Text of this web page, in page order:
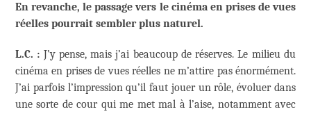
En revanche, le passage vers le cinéma en prises de vues
réelles pourrait sembler plus naturel.
L.C. : J’y pense, mais j’ai beaucoup de réserves. Le milieu du
cinéma en prises de vues réelles ne m’attire pas énormément.
J’ai parfois l’impression qu’il faut jouer un rôle, évoluer dans
une sorte de cour qui me met mal à l’aise, notamment avec